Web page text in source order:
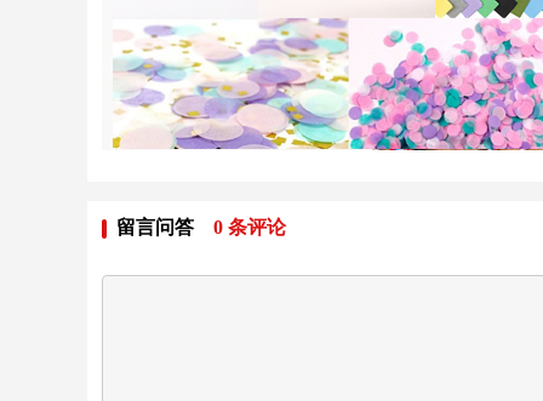
留言问答 0 条评论